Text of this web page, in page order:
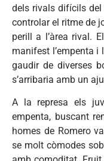
dels rivals difícils del
controlar el ritme de
perill a l’àrea rival.
manifest l’empenta i
gaudir de diverses
s’arribaria amb un
A la represa els
empenta, buscant
homes de Romero
se molt còmodes